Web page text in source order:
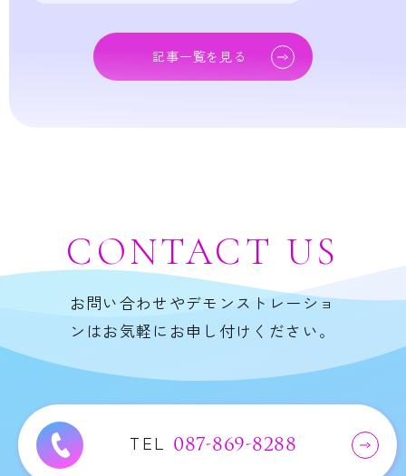
記事一覧を見る
CONTACT US
お問い合わせやデモンストレーショ
ンはお気軽にお申し付けください。
TEL 087-869-8288